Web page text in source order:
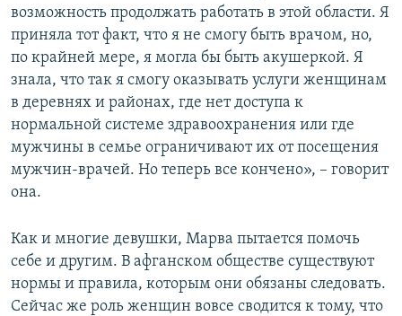
возможность продолжать работать в этой области. Я
приняла тот факт, что я не смогу быть врачом, но,
по крайней мере, я могла бы быть акушеркой. Я
знала, что так я смогу оказывать услуги женщинам
в деревнях и районах, где нет доступа к
нормальной системе здравоохранения или где
мужчины в семье ограничивают их от посещения
мужчин-врачей. Но теперь все кончено», – говорит
она.
Как и многие девушки, Марва пытается помочь
себе и другим. В афганском обществе существуют
нормы и правила, которым они обязаны следовать.
Сейчас же роль женщин вовсе сводится к тому, что